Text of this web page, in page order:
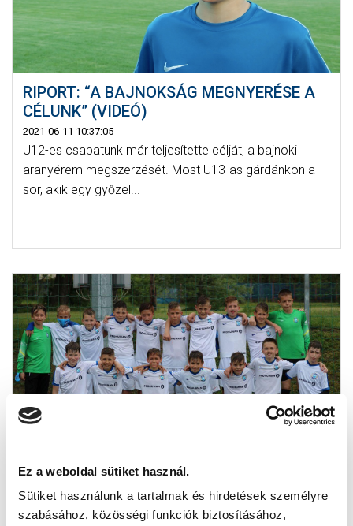
Ez a weboldal sütiket használ.
Sütiket használunk a tartalmak és hirdetések személyre
szabásához, közösségi funkciók biztosításához,
RIPORT: “A BAJNOKSÁG MEGNYERÉSE A
CÉLUNK” (VIDEÓ)
2021-06-11 10:37:05
U12-es csapatunk már teljesítette célját, a bajnoki
aranyérem megszerzését. Most U13-as gárdánkon a
sor, akik egy győzel...
U12: “A BAJNOKI CÍM MEGNYERÉSE
MINDANNYIUNK SZÁMÁRA EGY
KÜLÖNLEGES ÉLMÉNYT JELENT”